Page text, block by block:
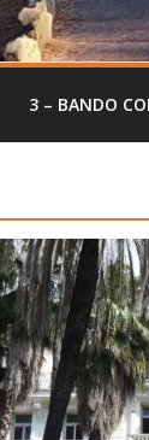
3 – BANDO